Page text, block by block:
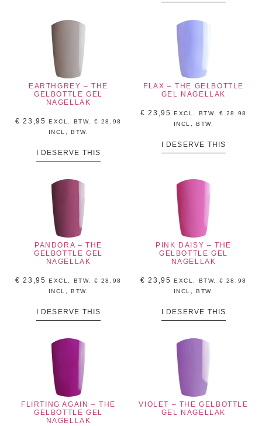
EARTHGREY – THE
GELBOTTLE GEL
NAGELLAK
€ 23,95 EXCL. BTW. € 28,98
INCL, BTW.
I DESERVE THIS
FLAX – THE GELBOTTLE
GEL NAGELLAK
€ 23,95 EXCL. BTW. € 28,98
INCL, BTW.
I DESERVE THIS
PANDORA – THE
GELBOTTLE GEL
NAGELLAK
€ 23,95 EXCL. BTW. € 28,98
INCL, BTW.
I DESERVE THIS
PINK DAISY – THE
GELBOTTLE GEL
NAGELLAK
€ 23,95 EXCL. BTW. € 28,98
INCL, BTW.
I DESERVE THIS
FLIRTING AGAIN – THE
GELBOTTLE GEL
NAGELLAK
VIOLET – THE GELBOTTLE
GEL NAGELLAK